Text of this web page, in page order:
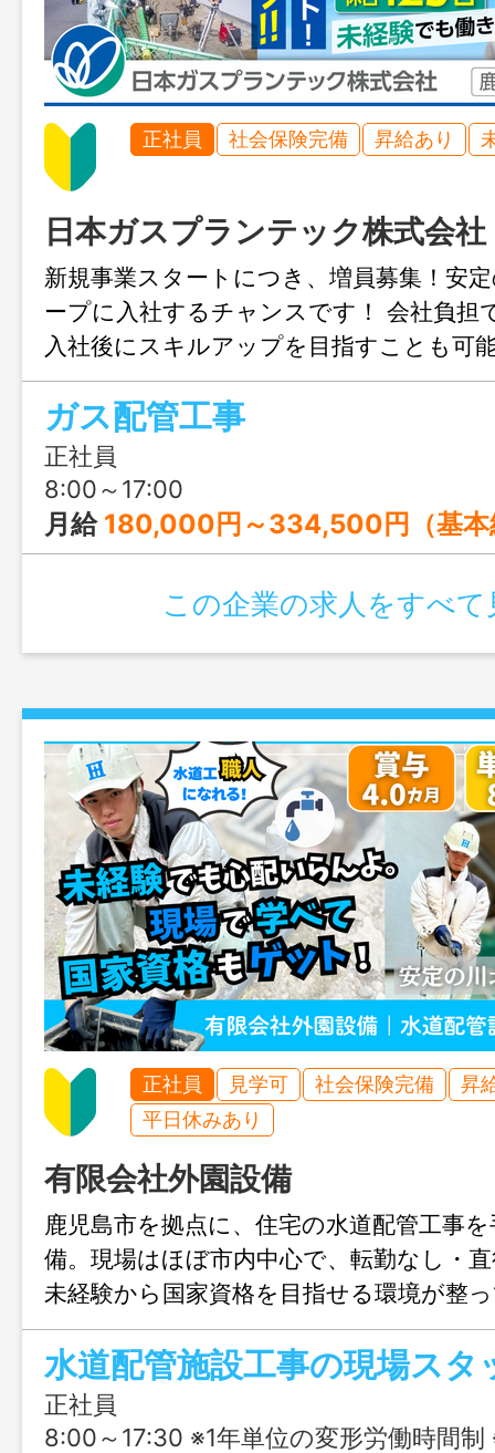
正社員 社会保険完備 昇給あり
日本ガスプランテック株式会社
新規事業スタートにつき、増員募集！安
ープに入社するチャンスです！ 会社負担
入社後にスキルアップを目指すことも可
4.6ヶ月分に、さらに年間休日も125日！
めにご応募ください！
ガス配管工事
正社員
8:00～17:00
月給 180,000円～334,500円（基本
この企業の求人をすべて
正社員 見学可 社会保険完備
昇
平日休みあり
有限会社外園設備
鹿児島市を拠点に、住宅の水道配管工事
備。現場はほぼ市内中心で、転勤なし・
未経験から国家資格を目指せる環境が整
当や社員寮など福利厚生も充実。家庭を
ら、“手に職”をつけて長く働きたい方に
す。
水道配管施設工事の現場スタ
正社員
8:00～17:30 ※1年単位の変形労働時間制 ※所定の労働日・休日・始業終業時刻は勤務表により決定し、週平均の